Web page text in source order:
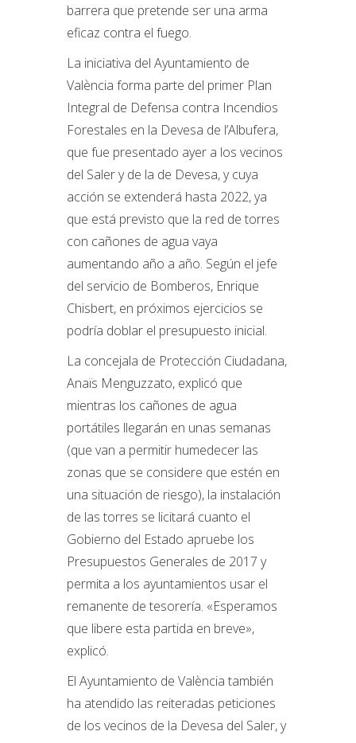
barrera que pretende ser una arma
eficaz contra el fuego.
La iniciativa del Ayuntamiento de
València forma parte del primer Plan
Integral de Defensa contra Incendios
Forestales en la Devesa de l’Albufera,
que fue presentado ayer a los vecinos
del Saler y de la de Devesa, y cuya
acción se extenderá hasta 2022, ya
que está previsto que la red de torres
con cañones de agua vaya
aumentando año a año. Según el jefe
del servicio de Bomberos, Enrique
Chisbert, en próximos ejercicios se
podría doblar el presupuesto inicial.
La concejala de Protección Ciudadana,
Anaïs Menguzzato, explicó que
mientras los cañones de agua
portátiles llegarán en unas semanas
(que van a permitir humedecer las
zonas que se considere que estén en
una situación de riesgo), la instalación
de las torres se licitará cuanto el
Gobierno del Estado apruebe los
Presupuestos Generales de 2017 y
permita a los ayuntamientos usar el
remanente de tesorería. «Esperamos
que libere esta partida en breve»,
explicó.
El Ayuntamiento de València también
ha atendido las reiteradas peticiones
de los vecinos de la Devesa del Saler, y